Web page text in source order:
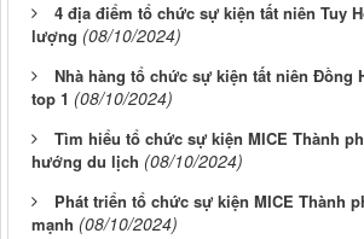
4 địa điểm tổ chức sự kiện tất niên Tuy
lượng (08/10/2024)
Nhà hàng tổ chức sự kiện tất niên Đồng
top 1 (08/10/2024)
Tìm hiểu tổ chức sự kiện MICE Thành
hướng du lịch (08/10/2024)
Phát triển tổ chức sự kiện MICE Thành
mạnh (08/10/2024)